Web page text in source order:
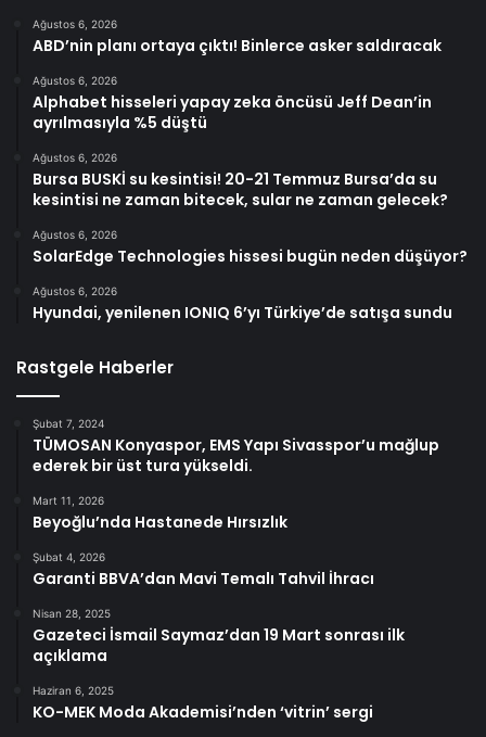
Ağustos 6, 2026
ABD’nin planı ortaya çıktı! Binlerce asker saldıracak
Ağustos 6, 2026
Alphabet hisseleri yapay zeka öncüsü Jeff Dean’in
ayrılmasıyla %5 düştü
Ağustos 6, 2026
Bursa BUSKİ su kesintisi! 20-21 Temmuz Bursa’da su
kesintisi ne zaman bitecek, sular ne zaman gelecek?
Ağustos 6, 2026
SolarEdge Technologies hissesi bugün neden düşüyor?
Ağustos 6, 2026
Hyundai, yenilenen IONIQ 6’yı Türkiye’de satışa sundu
Rastgele Haberler
Şubat 7, 2024
TÜMOSAN Konyaspor, EMS Yapı Sivasspor’u mağlup
ederek bir üst tura yükseldi.
Mart 11, 2026
Beyoğlu’nda Hastanede Hırsızlık
Şubat 4, 2026
Garanti BBVA’dan Mavi Temalı Tahvil İhracı
Nisan 28, 2025
Gazeteci İsmail Saymaz’dan 19 Mart sonrası ilk
açıklama
Haziran 6, 2025
KO-MEK Moda Akademisi’nden ‘vitrin’ sergi